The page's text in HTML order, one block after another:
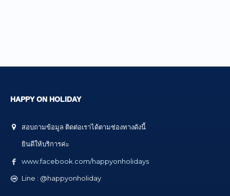
HAPPY ON HOLIDAY
สอบถามข้อมูล ติดต่อเราได้ตามช่องทางดังนี้
ยินดีให้บริการค่ะ
www.facebook.com/happyonholidays
Line : @happyonholiday